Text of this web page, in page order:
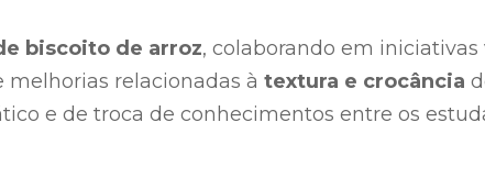
biscoito de arroz, colaborando em iniciativas
relacionadas à textura e crocância
e de troca de conhecimentos entre os